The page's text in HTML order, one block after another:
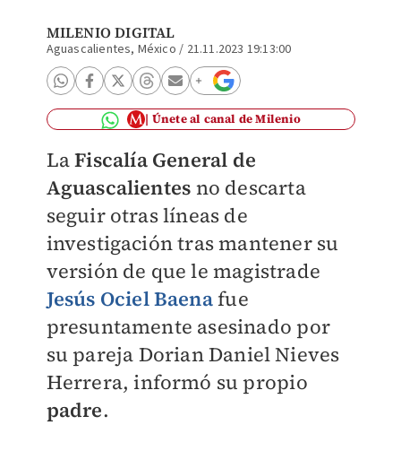
MILENIO DIGITAL
Aguascalientes, México / 21.11.2023 19:13:00
Únete al canal de Milenio
LaFiscalía General de
Aguascalientes no descarta
seguir otras líneas de
investigación tras mantener su
versión de que le magistrade
Jesús Ociel Baenafue
presuntamente asesinado por
su pareja Dorian Daniel Nieves
Herrera, informó su propio
padre.